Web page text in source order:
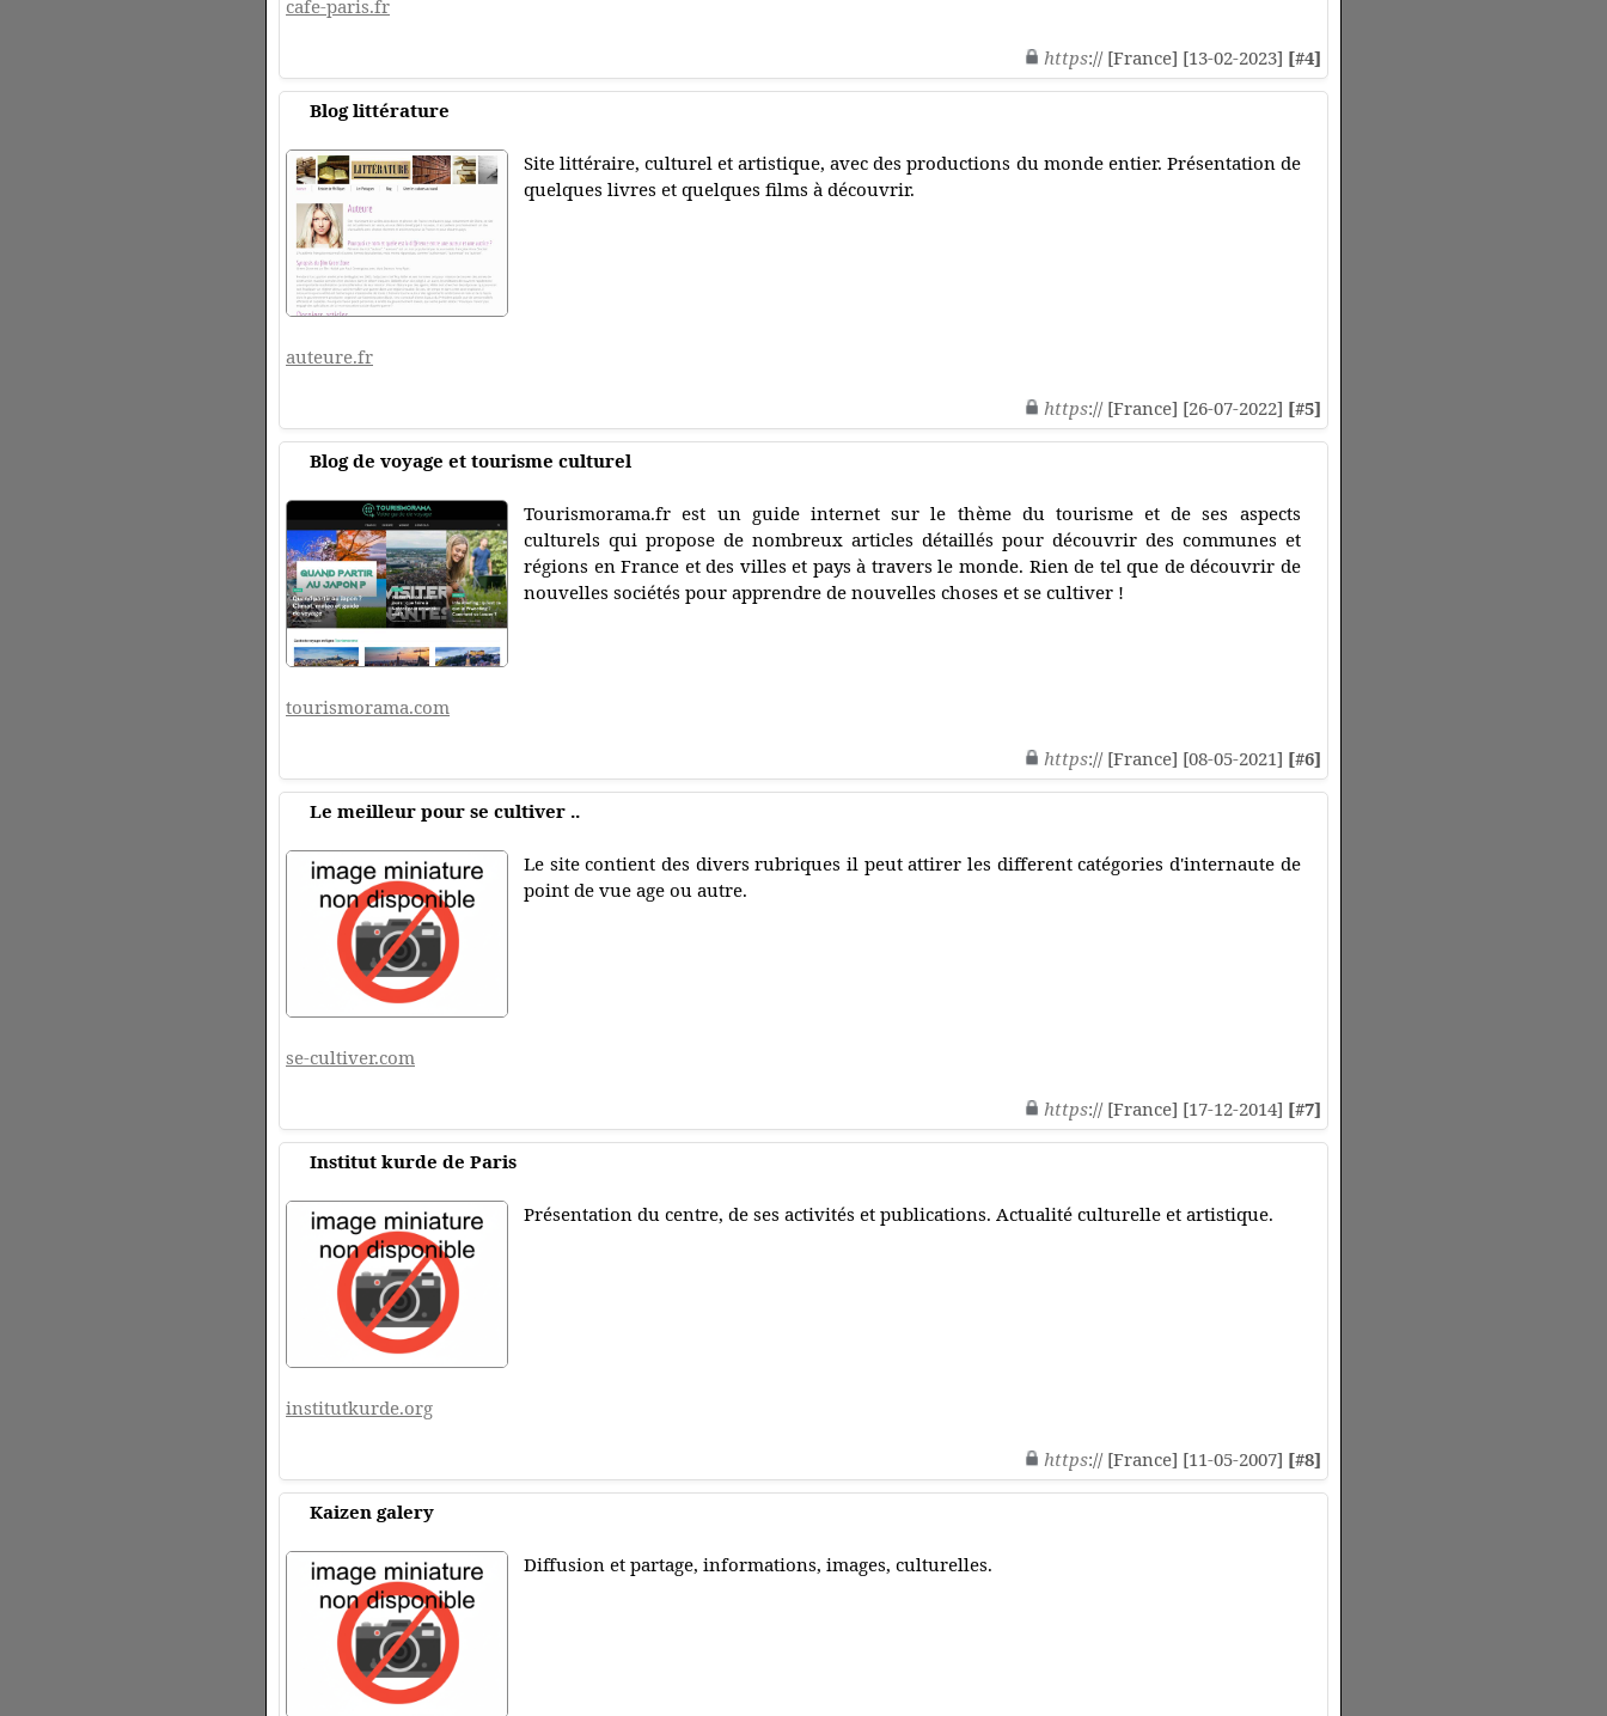
cafe-paris.fr
https:// [France] [13-02-2023] [#4]
Blog littérature
Site littéraire, culturel et artistique, avec des productions du monde entier. Présentation de
quelques livres et quelques films à découvrir.
auteure.fr
https:// [France] [26-07-2022] [#5]
Blog de voyage et tourisme culturel
Tourismorama.fr est un guide internet sur le thème du tourisme et de ses aspects
culturels qui propose de nombreux articles détaillés pour découvrir des communes et
régions en France et des villes et pays à travers le monde. Rien de tel que de découvrir de
nouvelles sociétés pour apprendre de nouvelles choses et se cultiver !
tourismorama.com
https:// [France] [08-05-2021] [#6]
Le meilleur pour se cultiver ..
Le site contient des divers rubriques il peut attirer les different catégories d'internaute de
point de vue age ou autre.
se-cultiver.com
https:// [France] [17-12-2014] [#7]
Institut kurde de Paris
Présentation du centre, de ses activités et publications. Actualité culturelle et artistique.
institutkurde.org
https:// [France] [11-05-2007] [#8]
Kaizen galery
Diffusion et partage, informations, images, culturelles.